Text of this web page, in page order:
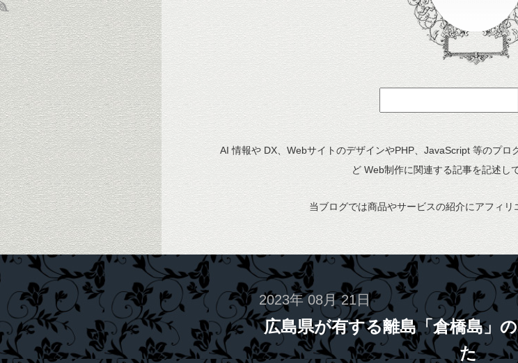
AI 情報や DX、WebサイトのデザインやPHP、JavaScript 等のプ
ど Web制作に関連する記事を記述し
当ブログでは商品やサービスの紹介にアフィ
2023年 08月 21日
広島県が有する離島「倉橋島」
た